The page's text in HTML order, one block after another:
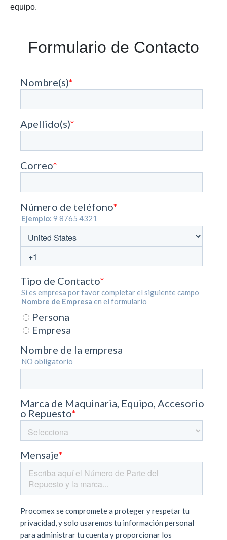
equipo.
Formulario de Contacto